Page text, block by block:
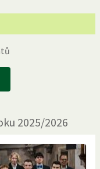
2025/2026